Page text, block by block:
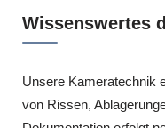
Wissenswertes
Unsere Kameratechnik
von Rissen,